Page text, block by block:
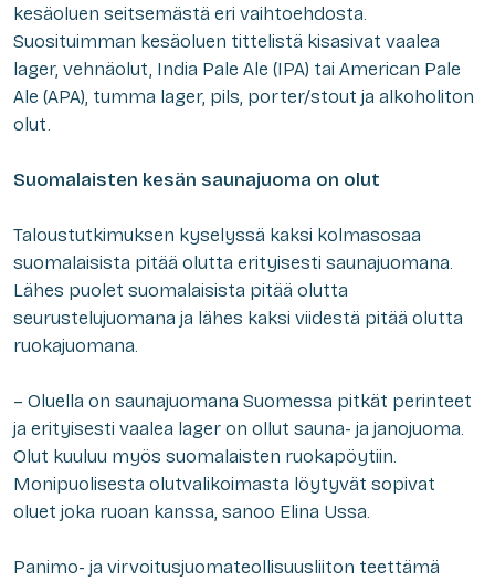
kesäoluen seitsemästä eri vaihtoehdosta.
Suosituimman kesäoluen tittelistä kisasivat vaalea
lager, vehnäolut, India Pale Ale (IPA) tai American Pale
Ale (APA), tumma lager, pils, porter/stout ja alkoholiton
olut.
Suomalaisten kesän saunajuoma on olut
Taloustutkimuksen kyselyssä kaksi kolmasosaa
suomalaisista pitää olutta erityisesti saunajuomana.
Lähes puolet suomalaisista pitää olutta
seurustelujuomana ja lähes kaksi viidestä pitää olutta
ruokajuomana.
– Oluella on saunajuomana Suomessa pitkät perinteet
ja erityisesti vaalea lager on ollut sauna- ja janojuoma.
Olut kuuluu myös suomalaisten ruokapöytiin.
Monipuolisesta olutvalikoimasta löytyvät sopivat
oluet joka ruoan kanssa, sanoo Elina Ussa.
Panimo- ja virvoitusjuomateollisuusliiton teettämä